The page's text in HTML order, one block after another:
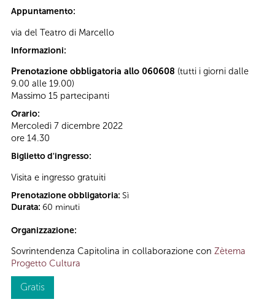
Appuntamento:
via del Teatro di Marcello
Informazioni:
Prenotazione obbligatoria allo 060608 (tutti i giorni dalle
9.00 alle 19.00)
Massimo 15 partecipanti
Orario:
Mercoledì 7 dicembre 2022
ore 14.30
Biglietto d'ingresso:
Visita e ingresso gratuiti
Prenotazione obbligatoria: Sì
Durata: 60 minuti
Organizzazione:
Sovrintendenza Capitolina in collaborazione con Zètema
Progetto Cultura
Gratis